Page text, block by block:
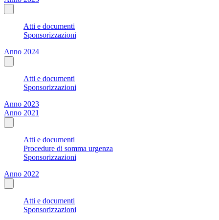
Atti e documenti
Sponsorizzazioni
Anno 2024
Atti e documenti
Sponsorizzazioni
Anno 2023
Anno 2021
Atti e documenti
Procedure di somma urgenza
Sponsorizzazioni
Anno 2022
Atti e documenti
Sponsorizzazioni